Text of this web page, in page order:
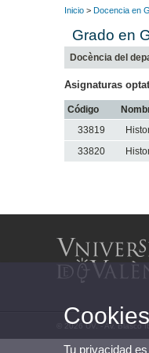
Inicio > Docencia en
Grado en
Docència del
Asignaturas
Código
33819
33820
© 2026 UV. - Av.
Tu privacidad